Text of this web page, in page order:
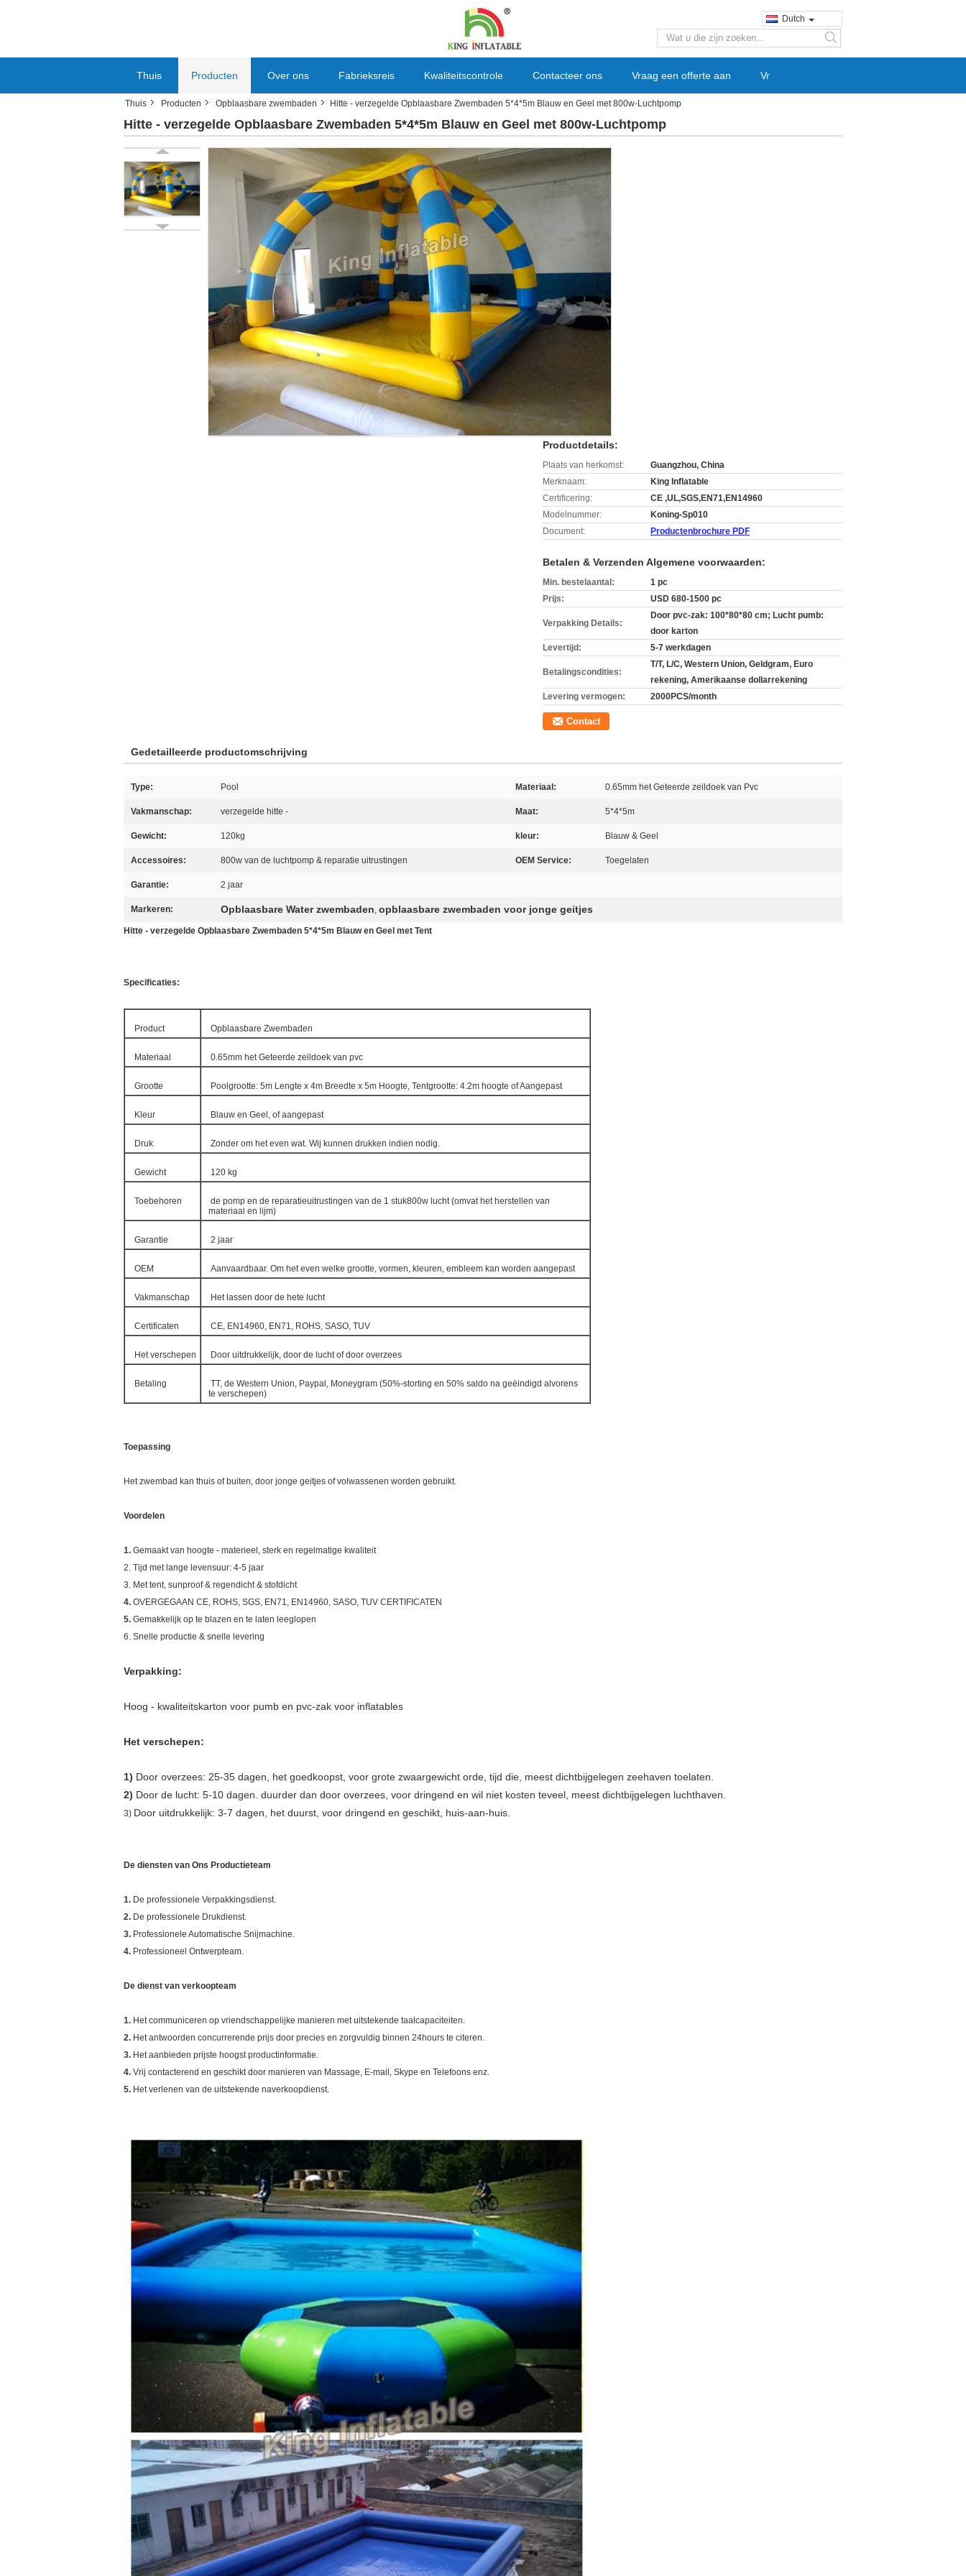
Dutch
search
Thuis Producten Over ons Fabrieksreis Kwaliteitscontrole Contacteer ons Vraag een offerte aan Vr
Thuis Producten Opblaasbare zwembaden Hitte - verzegelde Opblaasbare Zwembaden 5*4*5m Blauw en Geel met 800w-Luchtpomp
Hitte - verzegelde Opblaasbare Zwembaden 5*4*5m Blauw en Geel met 800w-Luchtpomp
Productdetails:
Plaats van herkomst:
Guangzhou, China
Merknaam:
King Inflatable
Certificering:
CE ,UL,SGS,EN71,EN14960
Modelnummer:
Koning-Sp010
Document:
Productenbrochure PDF
Betalen & Verzenden Algemene voorwaarden:
Min. bestelaantal:
1 pc
Prijs:
USD 680-1500 pc
Verpakking Details:
Door pvc-zak: 100*80*80 cm; Lucht pumb:
door karton
Levertijd:
5-7 werkdagen
Betalingscondities:
T/T, L/C, Western Union, Geldgram, Euro
rekening, Amerikaanse dollarrekening
Levering vermogen:
2000PCS/month
Contact
Gedetailleerde productomschrijving
Type: Pool Materiaal: 0.65mm het Geteerde zeildoek van Pvc
Vakmanschap: verzegelde hitte - Maat: 5*4*5m
Gewicht: 120kg kleur: Blauw & Geel
Accessoires: 800w van de luchtpomp & reparatie uitrustingen OEM Service: Toegelaten
Garantie: 2 jaar
Markeren: Opblaasbare Water zwembaden, opblaasbare zwembaden voor jonge geitjes
Hitte - verzegelde Opblaasbare Zwembaden 5*4*5m Blauw en Geel met Tent
Specificaties:
Product Opblaasbare Zwembaden
Materiaal 0.65mm het Geteerde zeildoek van pvc
Grootte Poolgrootte: 5m Lengte x 4m Breedte x 5m Hoogte, Tentgrootte: 4.2m hoogte of Aangepast
Kleur Blauw en Geel, of aangepast
Druk Zonder om het even wat. Wij kunnen drukken indien nodig.
Gewicht 120 kg
Toebehoren
de pomp en de reparatieuitrustingen van de 1 stuk800w lucht (omvat het herstellen van
materiaal en lijm)
Garantie 2 jaar
OEM Aanvaardbaar. Om het even welke grootte, vormen, kleuren, embleem kan worden aangepast
Vakmanschap Het lassen door de hete lucht
Certificaten CE, EN14960, EN71, ROHS, SASO, TUV
Het verschepen Door uitdrukkelijk, door de lucht of door overzees
Betaling
TT, de Western Union, Paypal, Moneygram (50%-storting en 50% saldo na geëindigd alvorens
te verschepen)
Toepassing
Het zwembad kan thuis of buiten, door jonge geitjes of volwassenen worden gebruikt.
Voordelen
1. Gemaakt van hoogte - materieel, sterk en regelmatige kwaliteit
2. Tijd met lange levensuur: 4-5 jaar
3. Met tent, sunproof & regendicht & stofdicht
4. OVERGEGAAN CE, ROHS, SGS, EN71, EN14960, SASO, TUV CERTIFICATEN
5. Gemakkelijk op te blazen en te laten leeglopen
6. Snelle productie & snelle levering
Verpakking:
Hoog - kwaliteitskarton voor pumb en pvc-zak voor inflatables
Het verschepen:
1) Door overzees: 25-35 dagen, het goedkoopst, voor grote zwaargewicht orde, tijd die, meest dichtbijgelegen zeehaven toelaten.
2) Door de lucht: 5-10 dagen. duurder dan door overzees, voor dringend en wil niet kosten teveel, meest dichtbijgelegen luchthaven.
3) Door uitdrukkelijk: 3-7 dagen, het duurst, voor dringend en geschikt, huis-aan-huis.
De diensten van Ons Productieteam
1. De professionele Verpakkingsdienst.
2. De professionele Drukdienst.
3. Professionele Automatische Snijmachine.
4. Professioneel Ontwerpteam.
De dienst van verkoopteam
1. Het communiceren op vriendschappelijke manieren met uitstekende taalcapaciteiten.
2. Het antwoorden concurrerende prijs door precies en zorgvuldig binnen 24hours te citeren.
3. Het aanbieden prijste hoogst productinformatie.
4. Vrij contacterend en geschikt door manieren van Massage, E-mail, Skype en Telefoons enz.
5. Het verlenen van de uitstekende naverkoopdienst.